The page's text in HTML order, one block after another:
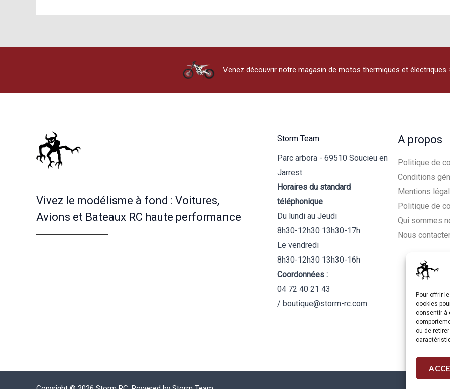
Pour offrir
cookies
consentir à
ou de
Venez découvrir notre magasin de motos thermiques et électriques
Vivez le modélisme à fond : Voitures,
Avions et Bateaux RC haute performance
Storm Team
Parc arbora - 69510 Soucieu en
Jarrest
Horaires du standard
téléphonique
Du lundi au Jeudi
8h30-12h30 13h30-17h
Le vendredi
8h30-12h30 13h30-16h
Coordonnées :
04 72 40 21 43
/ boutique@storm-rc.com
A propos
Politique de
Conditions
Mentions
Politique de
Qui sommes
Nous